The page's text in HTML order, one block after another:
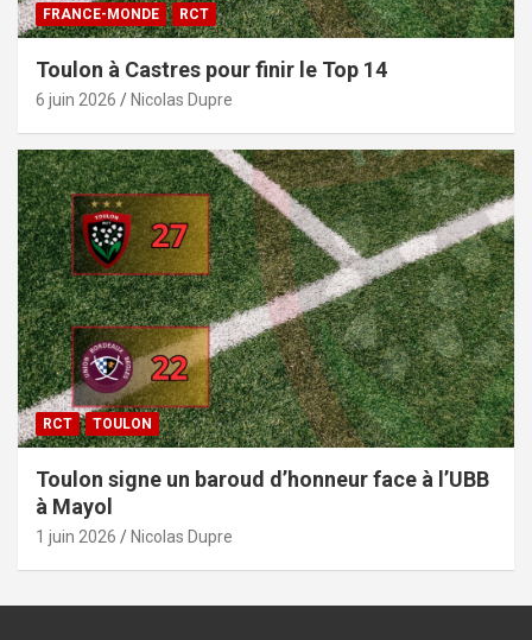
FRANCE-MONDE RCT
Toulon à Castres pour finir le Top 14
6 juin 2026 Nicolas Dupre
RCT TOULON
Toulon signe un baroud d’honneur face à l’UBB
à Mayol
1 juin 2026 Nicolas Dupre